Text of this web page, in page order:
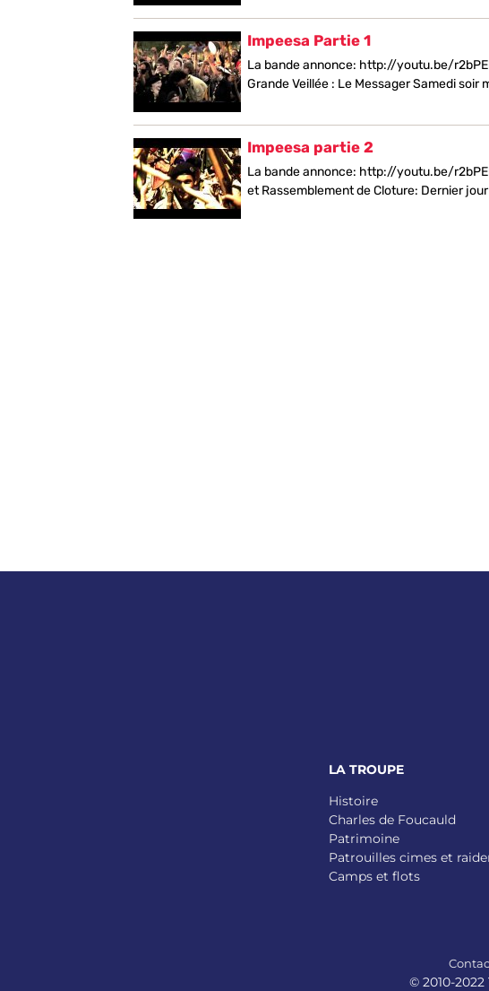
Impeesa Partie 1
La bande annonce: http://youtu.be/
Grande Veillée : Le Messager Samedi soir
Impeesa partie 2
La bande annonce: http://youtu.be/
et Rassemblement de Cloture: Dernier
LA TROUPE
Histoire
Charles de Foucauld
Patrimoine
Patrouilles cimes et
Camps et flots
© 2010-